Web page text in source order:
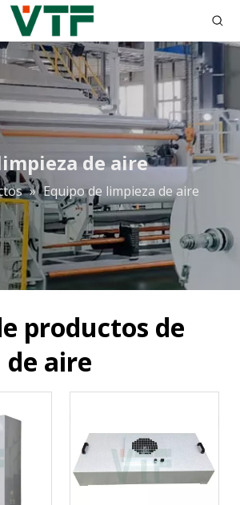
de aire
» Equipo de limpieza de aire
productos de
aire